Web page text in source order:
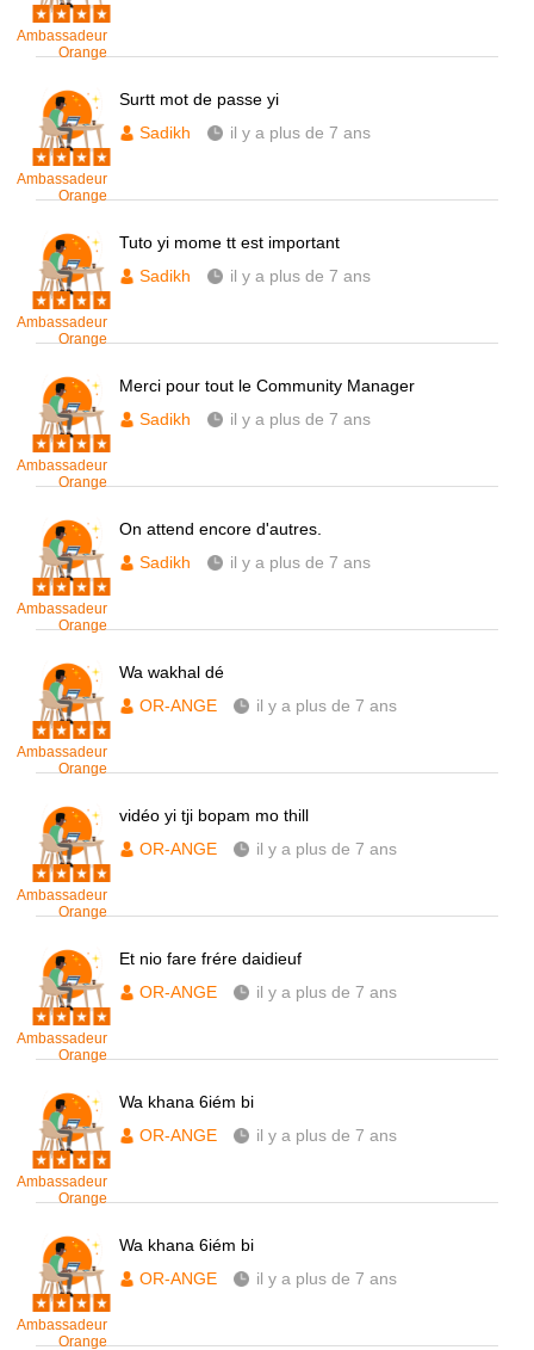
Ambassadeur
Orange
Ambassadeur
Orange
Surtt mot de passe yi
Sadikh
il y a plus de 7 ans
Ambassadeur
Orange
Tuto yi mome tt est important
Sadikh
il y a plus de 7 ans
Ambassadeur
Orange
Merci pour tout le Community Manager
Sadikh
il y a plus de 7 ans
Ambassadeur
Orange
On attend encore d'autres.
Sadikh
il y a plus de 7 ans
Ambassadeur
Orange
Wa wakhal dé
OR-ANGE
il y a plus de 7 ans
Ambassadeur
Orange
vidéo yi tji bopam mo thill
OR-ANGE
il y a plus de 7 ans
Ambassadeur
Orange
Et nio fare frére daidieuf
OR-ANGE
il y a plus de 7 ans
Ambassadeur
Orange
Wa khana 6iém bi
OR-ANGE
il y a plus de 7 ans
Ambassadeur
Orange
Wa khana 6iém bi
OR-ANGE
il y a plus de 7 ans